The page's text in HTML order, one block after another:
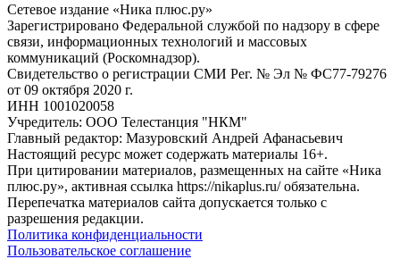
Сетевое издание «Ника плюс.ру»
Зарегистрировано Федеральной службой по надзору в сфере
связи, информационных технологий и массовых
коммуникаций (Роскомнадзор).
Свидетельство о регистрации СМИ Рег. № Эл № ФС77-79276
от 09 октября 2020 г.
ИНН 1001020058
Учредитель: ООО Телестанция "НКМ"
Главный редактор: Мазуровский Андрей Афанасьевич
Настоящий ресурс может содержать материалы 16+.
При цитировании материалов, размещенных на сайте «Ника
плюс.ру», активная ссылка https://nikaplus.ru/ обязательна.
Перепечатка материалов сайта допускается только с
разрешения редакции.
Политика конфиденциальности
Пользовательское соглашение